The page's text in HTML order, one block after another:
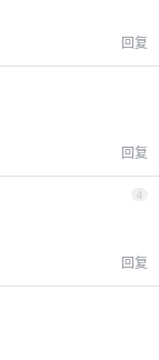
回复
回复
4
回复